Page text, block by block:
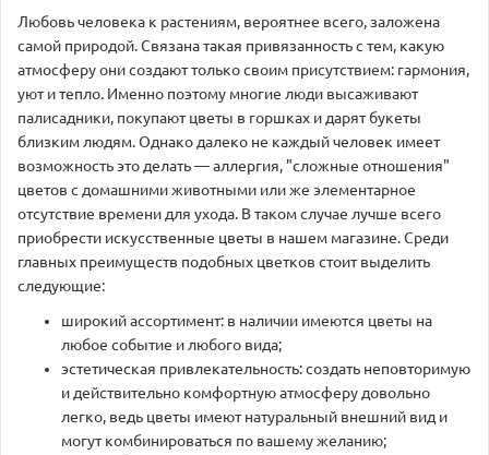
Любовь человека к растениям, вероятнее всего, заложена
самой природой. Связана такая привязанность с тем, какую
атмосферу они создают только своим присутствием: гармония,
уют и тепло. Именно поэтому многие люди высаживают
палисадники, покупают цветы в горшках и дарят букеты
близким людям. Однако далеко не каждый человек имеет
возможность это делать — аллергия, "сложные отношения"
цветов с домашними животными или же элементарное
отсутствие времени для ухода. В таком случае лучше всего
приобрести искусственные цветы в нашем магазине. Среди
главных преимуществ подобных цветков стоит выделить
следующие:
широкий ассортимент: в наличии имеются цветы на
любое событие и любого вида;
эстетическая привлекательность: создать неповторимую
и действительно комфортную атмосферу довольно
легко, ведь цветы имеют натуральный внешний вид и
могут комбинироваться по вашему желанию;